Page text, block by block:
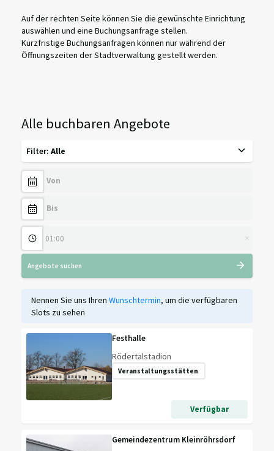
Auf der rechten Seite können Sie die gewünschte Einrichtung
auswählen und eine Buchungsanfrage stellen.
Kurzfristige Buchungsanfragen können nur während der
Öffnungszeiten der Stadtverwaltung gestellt werden.
Alle buchbaren Angebote
Filter: Alle
×
Angebote suchen
Nennen Sie uns Ihren Wunschtermin, um die verfügbaren
Slots zu sehen
Festhalle
Rödertalstadion
Veranstaltungsstätten
Verfügbar
Gemeindezentrum Kleinröhrsdorf